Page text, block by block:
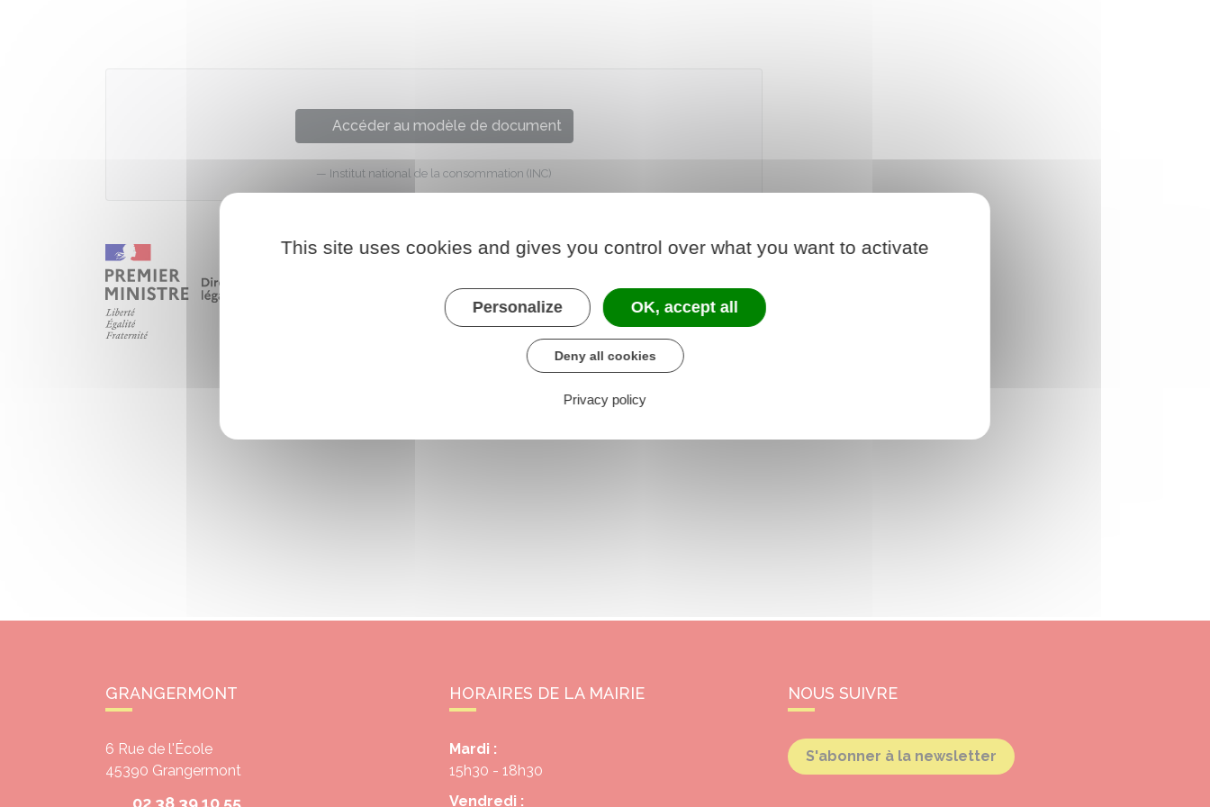
Accéder au modèle de document
Institut national de la consommation (INC)
GRANGERMONT
6 Rue de l'École
45390 Grangermont
HORAIRES DE LA MAIRIE
Mardi :
15h30 - 18h30
Vendredi :
NOUS SUIVRE
S'abonner à la newsletter
This site uses cookies and gives you control over what you want to activate
Personalize OK, accept all
Deny all cookies
Privacy policy